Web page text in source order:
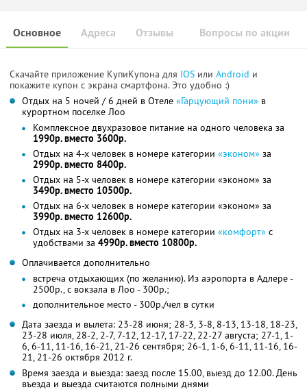
Основное Отзывы Вопросы по акции
Адреса
Скачайте приложение КупиКупона для IOS или Android и
покажите купон с экрана смартфона. Это удобно :)
Отдых на 5 ночей / 6 дней в Отеле «Гарцующий пони» в
курортном поселке Лоо
Комплексное двухразовое питание на одного человека за
1990р. вместо 3600р.
Отдых на 4-х человек в номере категории «эконом» за
2990р. вместо 8400р.
Отдых на 5-х человек в номере категории «эконом» за
3490р. вместо 10500р.
Отдых на 6-х человек в номере категории «эконом» за
3990р. вместо 12600р.
Отдых на 3-х человек в номере категории «комфорт» с
удобствами за 4990р. вместо 10800р.
Оплачивается дополнительно
встреча отдыхающих (по желанию). Из аэропорта в Адлере -
2500р., с вокзала в Лоо - 300р.;
дополнительное место - 300р./чел в сутки
Дата заезда и вылета: 23-28 июня; 28-3, 3-8, 8-13, 13-18, 18-23,
23-28 июля, 28-2, 2-7, 7-12, 12-17, 17-22, 22-27 августа; 27-1, 1-
6, 6-11, 11-16, 16-21, 21-26 сентября; 26-1, 1-6, 6-11, 11-16, 16-
21, 21-26 октября 2012 г.
Время заезда и выезда: заезд после 15.00, выезд до 12.00. День
въезда и выезда считаются полными днями